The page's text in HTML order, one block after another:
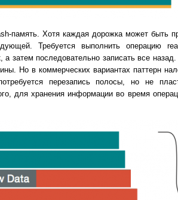
память. Хотя каждая дорожка может быть
Требуется выполнить операцию
затем последовательно записать все
Но в коммерческих вариантах паттерн
перезапись полосы, но не
для хранения информации во время